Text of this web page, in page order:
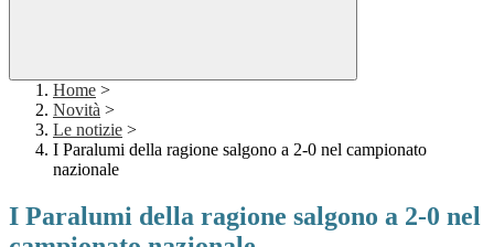
Home >
Novità >
Le notizie >
I Paralumi della ragione salgono a 2-0 nel campionato
nazionale
I Paralumi della ragione salgono a 2-0 nel